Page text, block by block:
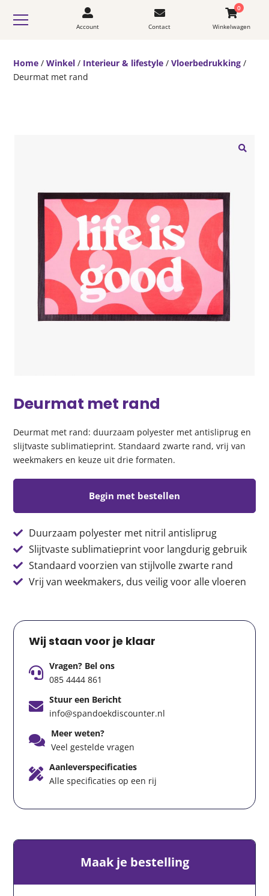
Account Contact
0
Winkelwagen
Home /Winkel / Interieur & lifestyle /Vloerbedrukking /
Deurmat met rand
Deurmat met rand
Deurmat met rand: duurzaam polyester met antisliprug en
slijtvaste sublimatieprint. Standaard zwarte rand, vrij van
weekmakers en keuze uit drie formaten.
Begin met bestellen
Duurzaam polyester met nitril antisliprug
Slijtvaste sublimatieprint voor langdurig gebruik
Standaard voorzien van stijlvolle zwarte rand
Vrij van weekmakers, dus veilig voor alle vloeren
Wij staan voor je klaar
Vragen? Bel ons
085 4444 861
Stuur een Bericht
info@spandoekdiscounter.nl
Meer weten?
Veel gestelde vragen
Aanleverspecificaties
Alle specificaties op een rij
Maak je bestelling